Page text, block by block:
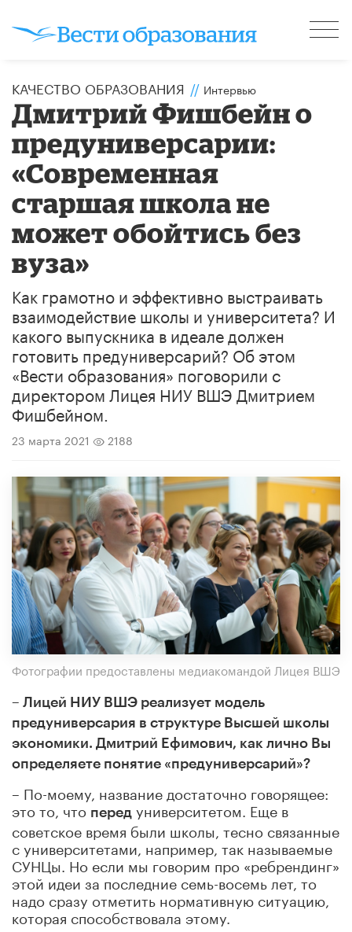
КАЧЕСТВО ОБРАЗОВАНИЯ // Интервью
Дмитрий Фишбейн о
предуниверсарии:
«Современная
старшая школа не
может обойтись без
вуза»
Как грамотно и эффективно выстраивать
взаимодействие школы и университета? И
какого выпускника в идеале должен
готовить предуниверсарий? Об этом
«Вести образования» поговорили с
директором Лицея НИУ ВШЭ Дмитрием
Фишбейном.
23 марта 2021 2188
Фотографии предоставлены медиакомандой Лицея ВШЭ
– Лицей НИУ ВШЭ реализует модель
предуниверсария в структуре Высшей школы
экономики. Дмитрий Ефимович, как лично Вы
определяете понятие «предуниверсарий»?
– По-моему, название достаточно говорящее:
это то, что перед университетом. Еще в
советское время были школы, тесно связанные
с университетами, например, так называемые
СУНЦы. Но если мы говорим про «ребрендинг»
этой идеи за последние семь-восемь лет, то
надо сразу отметить нормативную ситуацию,
которая способствовала этому.